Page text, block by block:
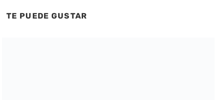
TE PUEDE GUSTAR